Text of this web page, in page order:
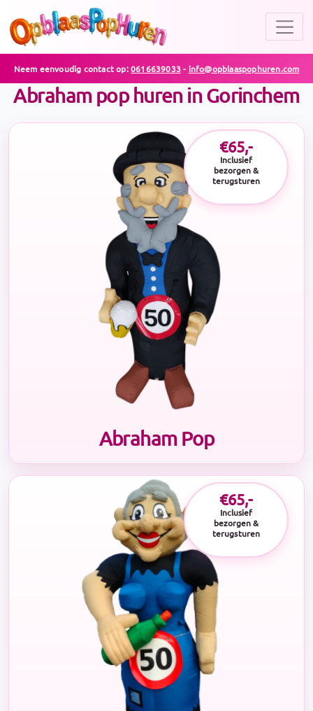
Neem eenvoudig contact op:0616639033- info@opblaaspophuren.com
Abraham pop huren in Gorinchem
€65,-
Inclusief
bezorgen &
terugsturen
Abraham Pop
€65,-
Inclusief
bezorgen &
terugsturen